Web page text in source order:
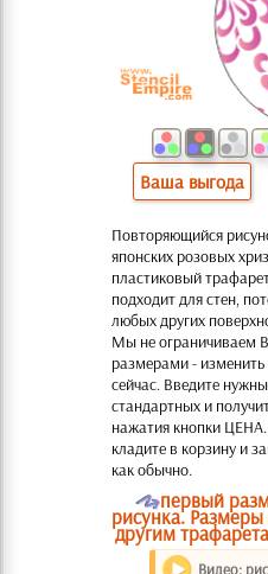
Ваша выгода
Повторяющийся
японских розовых
пластиковый
подходит для стен,
любых других
Мы не ограничиваем
размерами -
сейчас. Введите
стандартных и
нажатия кнопки
кладите в корзину и
как обычно.
Oпервый
рисунка. Размеры
другим
Видео: